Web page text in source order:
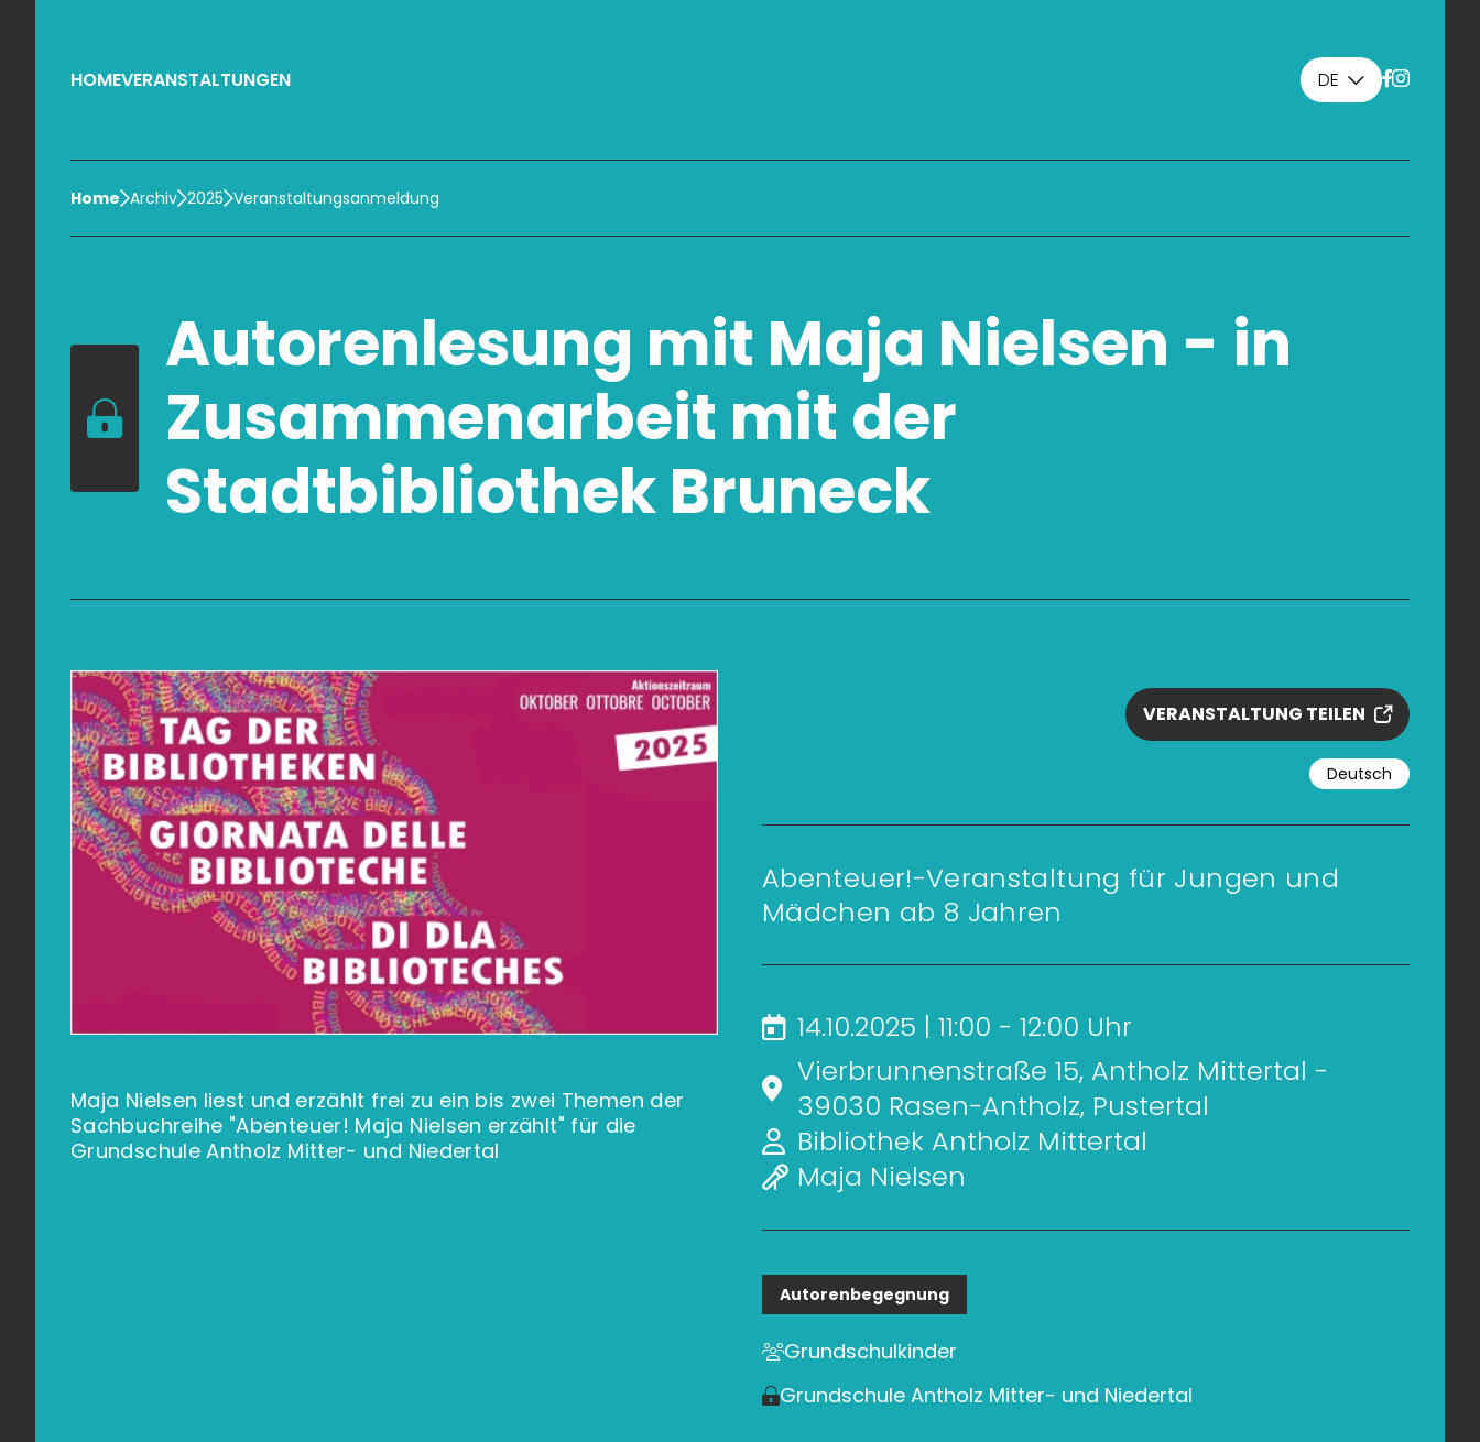
HOMEVERANSTALTUNGEN DE
Home Archiv 2025 Veranstaltungsanmeldung
Autorenlesung mit Maja Nielsen - in
Zusammenarbeit mit der
Stadtbibliothek Bruneck
Maja Nielsen liest und erzählt frei zu ein bis zwei Themen der
Sachbuchreihe "Abenteuer! Maja Nielsen erzählt" für die
Grundschule Antholz Mitter- und Niedertal
VERANSTALTUNG TEILEN
Deutsch
Abenteuer!-Veranstaltung für Jungen und
Mädchen ab 8 Jahren
14.10.2025 | 11:00 - 12:00 Uhr
Vierbrunnenstraße 15, Antholz Mittertal -
39030 Rasen-Antholz, Pustertal
Bibliothek Antholz Mittertal
Maja Nielsen
Autorenbegegnung
Grundschulkinder
Grundschule Antholz Mitter- und Niedertal